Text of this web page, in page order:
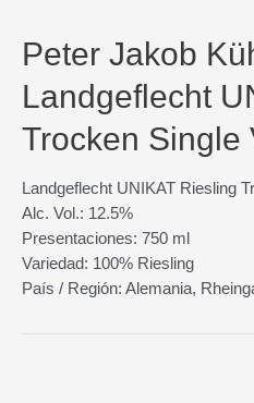
Peter Jakob
Landgeflecht
Trocken Single
Landgeflecht UNIKAT Riesling
Alc. Vol.: 12.5%
Presentaciones: 750 ml
Variedad: 100% Riesling
País / Región: Alemania,